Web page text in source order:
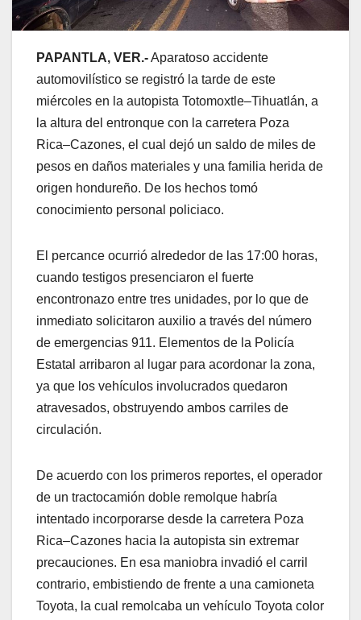
PAPANTLA, VER.-Aparatoso accidente
automovilístico se registró la tarde de este
miércoles en la autopista Totomoxtle–Tihuatlán, a
la altura del entronque con la carretera Poza
Rica–Cazones, el cual dejó un saldo de miles de
pesos en daños materiales y una familia herida de
origen hondureño. De los hechos tomó
conocimiento personal policiaco.
El percance ocurrió alrededor de las 17:00 horas,
cuando testigos presenciaron el fuerte
encontronazo entre tres unidades, por lo que de
inmediato solicitaron auxilio a través del número
de emergencias 911. Elementos de la Policía
Estatal arribaron al lugar para acordonar la zona,
ya que los vehículos involucrados quedaron
atravesados, obstruyendo ambos carriles de
circulación.
De acuerdo con los primeros reportes, el operador
de un tractocamión doble remolque habría
intentado incorporarse desde la carretera Poza
Rica–Cazones hacia la autopista sin extremar
precauciones. En esa maniobra invadió el carril
contrario, embistiendo de frente a una camioneta
Toyota, la cual remolcaba un vehículo Toyota color